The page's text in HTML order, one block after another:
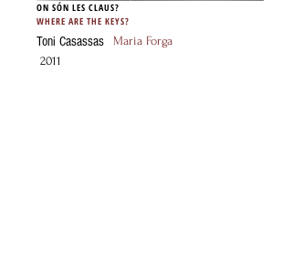
ON SÓN LES CLAUS?
WHERE ARE THE KEYS?
Toni Casassas
Maria Forga
2011